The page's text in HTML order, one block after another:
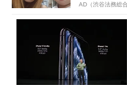
AD（渋谷法務総